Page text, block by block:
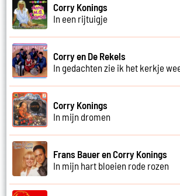
Corry Konings
In een rijtuigje
Corry en De Rekels
In gedachten zie ik het kerkje
Corry Konings
In mijn dromen
Frans Bauer en Corry Konings
In mijn hart bloeien rode rozen